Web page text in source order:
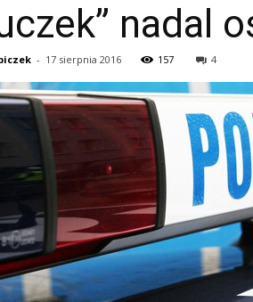
nadal
- 17 sierpnia 2016 157 4